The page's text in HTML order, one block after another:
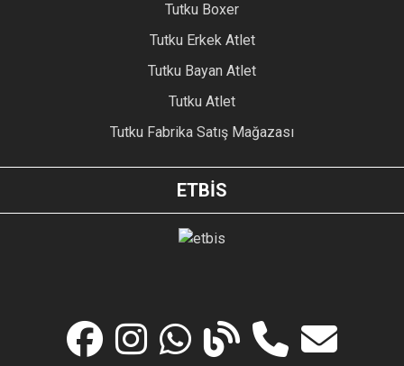
Tutku Boxer
Tutku Erkek Atlet
Tutku Bayan Atlet
Tutku Atlet
Tutku Fabrika Satış Mağazası
ETBİS